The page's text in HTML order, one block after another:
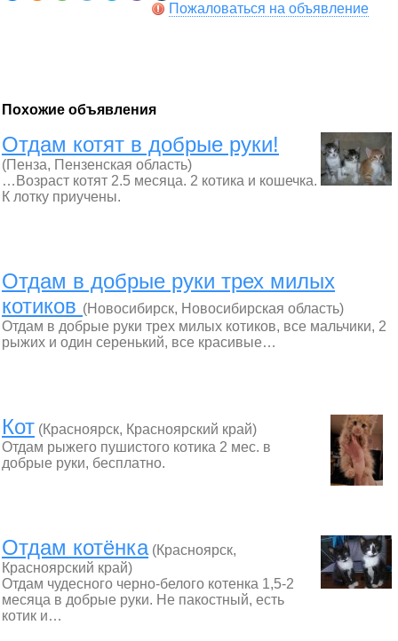
Пожаловаться на объявление
Похожие объявления
Отдам котят в добрые руки!
(Пенза, Пензенская область)
…Возраст котят 2.5 месяца. 2 котика и кошечка.
К лотку приучены.
Отдам в добрые руки трех милых
котиков (Новосибирск, Новосибирская область)
Отдам в добрые руки трех милых котиков, все мальчики, 2
рыжих и один серенький, все красивые…
Кот (Красноярск, Красноярский край)
Отдам рыжего пушистого котика 2 мес. в
добрые руки, бесплатно.
Отдам котёнка(Красноярск,
Красноярский край)
Отдам чудесного черно-белого котенка 1,5-2
месяца в добрые руки. Не пакостный, есть
котик и…